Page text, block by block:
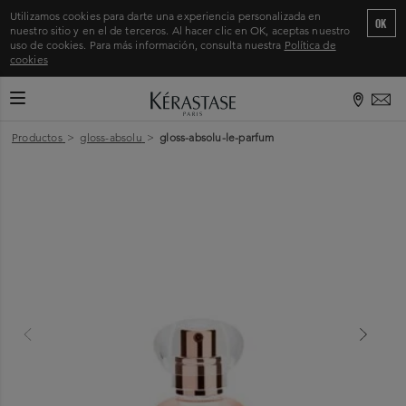
Utilizamos cookies para darte una experiencia personalizada en
nuestro sitio y en el de terceros. Al hacer clic en OK, aceptas nuestro
uso de cookies. Para más información, consulta nuestra Política de
cookies
OK
CAMBIAR MODO DE NAVEGACIÓN
Productos > gloss-absolu > gloss-absolu-le-parfum